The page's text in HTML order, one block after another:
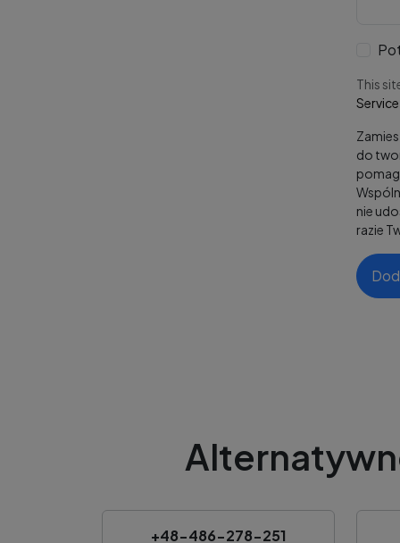
This
Service
do
nie
razie
+48-486-278-251